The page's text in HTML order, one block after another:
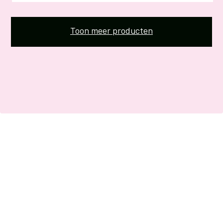
Toon meer producten